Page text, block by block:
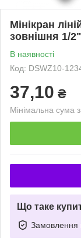
Мінікран
зовнішня 1/
В наявності
Код: DSWZ10-
37,10 ₴
Мінімальна сума
Що таке
Замовлення